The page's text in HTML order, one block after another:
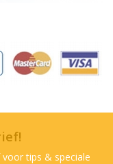
tips & speciale